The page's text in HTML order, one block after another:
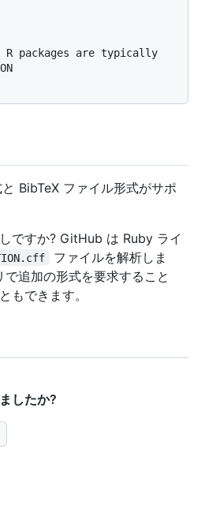
packages are typically
BibTeX ファイル形式がサポ
ですか? GitHub は Ruby ライ
ファイルを解析しま
で追加の形式を要求すること
もできます。
したか?